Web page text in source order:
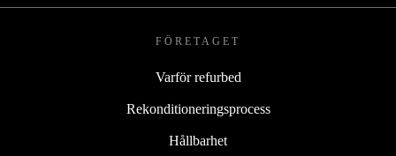
FÖRETAGET
Varför refurbed
Rekonditioneringsprocess
Hållbarhet